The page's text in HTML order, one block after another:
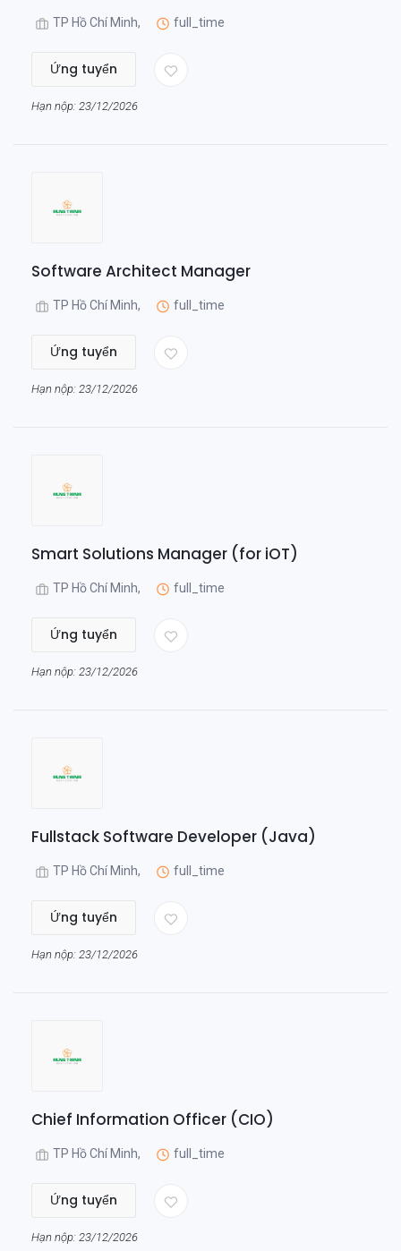
TP Hồ Chí Minh, full_time
Ứng tuyển
Hạn nộp: 23/12/2026
Software Architect Manager
TP Hồ Chí Minh, full_time
Ứng tuyển
Hạn nộp: 23/12/2026
Smart Solutions Manager (for iOT)
TP Hồ Chí Minh, full_time
Ứng tuyển
Hạn nộp: 23/12/2026
Fullstack Software Developer (Java)
TP Hồ Chí Minh, full_time
Ứng tuyển
Hạn nộp: 23/12/2026
Chief Information Officer (CIO)
TP Hồ Chí Minh, full_time
Ứng tuyển
Hạn nộp: 23/12/2026